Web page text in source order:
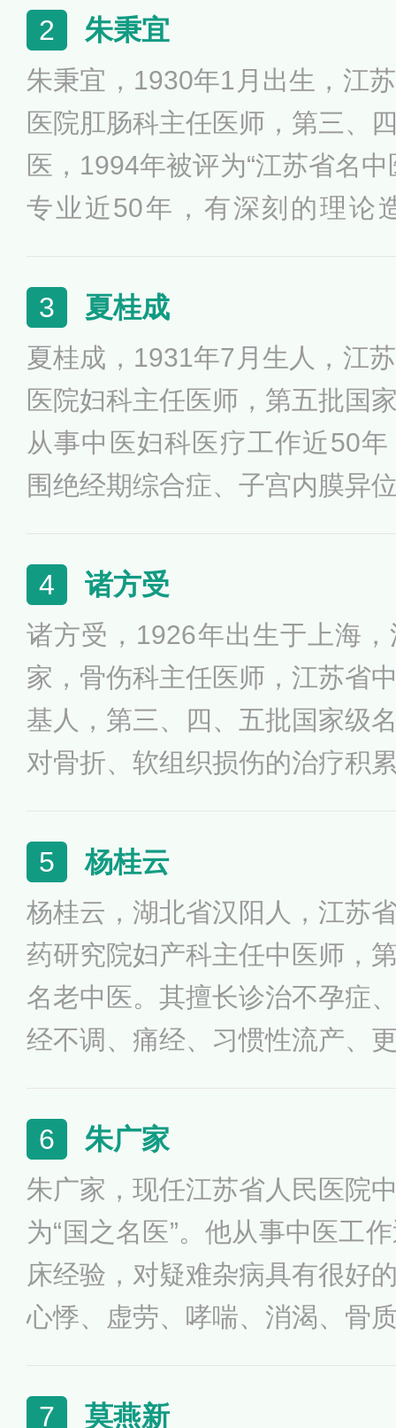
竭等。她在2017年被评为“国
苏省卫健委评为“江苏省名中医”
2 朱秉宜
朱秉宜，1930年1月出生，江
医院肛肠科主任医师，第三、
医，1994年被评为“江苏省名
专业近50年，有深刻的理论
脓肿等肛门疾病，同时创新
术”和“分段切除结扎注射术”
小、疗程短、不致肛门功能失
3 夏桂成
夏桂成，1931年7月生人，江
医院妇科主任医师，第五批国
从事中医妇科医疗工作近50
围绝经期综合症、子宫内膜异
期法”，能解决生殖道包括月
症。其曾获“全国中医药杰出
为“国医大师”，1994年被评为“
4 诸方受
诸方受，1926年出生于上海
家，骨伤科主任医师，江苏省
基人，第三、四、五批国家级
对骨折、软组织损伤的治疗积
辨证论治，主张新伤从瘀论治
4年其被评为“江苏省名中医”
休，但现在仍以半天工作制坚
5 杨桂云
杨桂云，湖北省汉阳人，江苏
药研究院妇产科主任中医师，
名老中医。其擅长诊治不孕症
经不调、痛经、习惯性流产、
0余篇，主编和参编著作4部
项目多项，获江苏省科技进步
6 朱广家
朱广家，现任江苏省人民医院
为“国之名医”。他从事中医工
床经验，对疑难杂病具有很好
心悸、虚劳、哮喘、消渴、骨
20余篇，主编、参编教材及著
7 莫燕新